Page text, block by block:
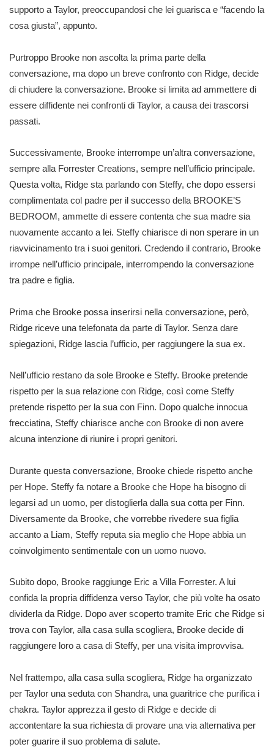
supporto a Taylor, preoccupandosi che lei guarisca e “facendo la
cosa giusta”, appunto.
Purtroppo Brooke non ascolta la prima parte della
conversazione, ma dopo un breve confronto con Ridge, decide
di chiudere la conversazione. Brooke si limita ad ammettere di
essere diffidente nei confronti di Taylor, a causa dei trascorsi
passati.
Successivamente, Brooke interrompe un’altra conversazione,
sempre alla Forrester Creations, sempre nell’ufficio principale.
Questa volta, Ridge sta parlando con Steffy, che dopo essersi
complimentata col padre per il successo della BROOKE’S
BEDROOM, ammette di essere contenta che sua madre sia
nuovamente accanto a lei. Steffy chiarisce di non sperare in un
riavvicinamento tra i suoi genitori. Credendo il contrario, Brooke
irrompe nell’ufficio principale, interrompendo la conversazione
tra padre e figlia.
Prima che Brooke possa inserirsi nella conversazione, però,
Ridge riceve una telefonata da parte di Taylor. Senza dare
spiegazioni, Ridge lascia l’ufficio, per raggiungere la sua ex.
Nell’ufficio restano da sole Brooke e Steffy. Brooke pretende
rispetto per la sua relazione con Ridge, così come Steffy
pretende rispetto per la sua con Finn. Dopo qualche innocua
frecciatina, Steffy chiarisce anche con Brooke di non avere
alcuna intenzione di riunire i propri genitori.
Durante questa conversazione, Brooke chiede rispetto anche
per Hope. Steffy fa notare a Brooke che Hope ha bisogno di
legarsi ad un uomo, per distoglierla dalla sua cotta per Finn.
Diversamente da Brooke, che vorrebbe rivedere sua figlia
accanto a Liam, Steffy reputa sia meglio che Hope abbia un
coinvolgimento sentimentale con un uomo nuovo.
Subito dopo, Brooke raggiunge Eric a Villa Forrester. A lui
confida la propria diffidenza verso Taylor, che più volte ha osato
dividerla da Ridge. Dopo aver scoperto tramite Eric che Ridge si
trova con Taylor, alla casa sulla scogliera, Brooke decide di
raggiungere loro a casa di Steffy, per una visita improvvisa.
Nel frattempo, alla casa sulla scogliera, Ridge ha organizzato
per Taylor una seduta con Shandra, una guaritrice che purifica i
chakra. Taylor apprezza il gesto di Ridge e decide di
accontentare la sua richiesta di provare una via alternativa per
poter guarire il suo problema di salute.